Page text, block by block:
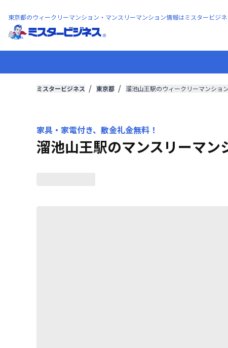
東京都のウィークリーマンション・マンスリーマンション情報はミスタービジネ
ミスタービジネス 東京都 溜池山王駅のウィークリーマンショ
家具・家電付き、敷金礼金無料！
溜池山王駅のマンスリーマン